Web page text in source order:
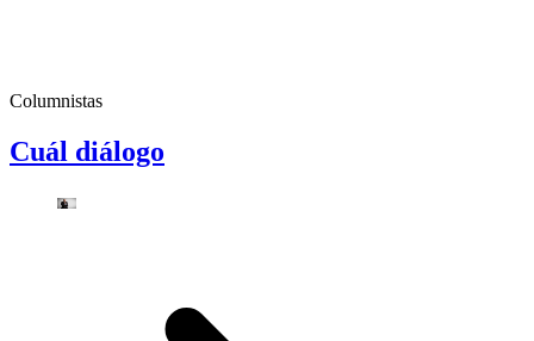
Columnistas
Cuál diálogo